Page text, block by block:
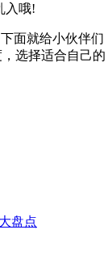
入哦!
面就给小伙伴们
选择适合自己的